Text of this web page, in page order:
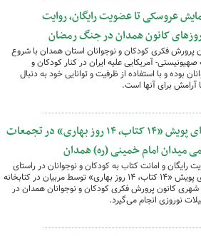
عروسکی تا عضویت رایگان، روایت
کانون همدان در جنگ رمضان
پرورش فکری کودکان و نوجوانان استان همدان با شروع
آمریکایی علیه ایران در کنار کودکان و
بوده و با استفاده از ظرفیت و توانایی خود به دنبال
آرامش برای آنها است.
اجرای پویش «۱۴ کتاب، ۱۴ روز بهاری» در تجمعات
میدان امام خمینی (ره) همدان
رایگان و امانت کتاب به کودکان و نوجوانان در راستای
اجرای پویش «۱۴ کتاب، ۱۴ روز بهاری» توسط مربیان در کتابخانه
شهری کانون پرورش فکری کودکان و نوجوانان همدان در
نوروزی انجام می‌گیرد.